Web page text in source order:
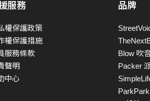
服務
權保護政策
權保護措施
服務條款
聲明
中心
品牌
Blow 吹
Packer